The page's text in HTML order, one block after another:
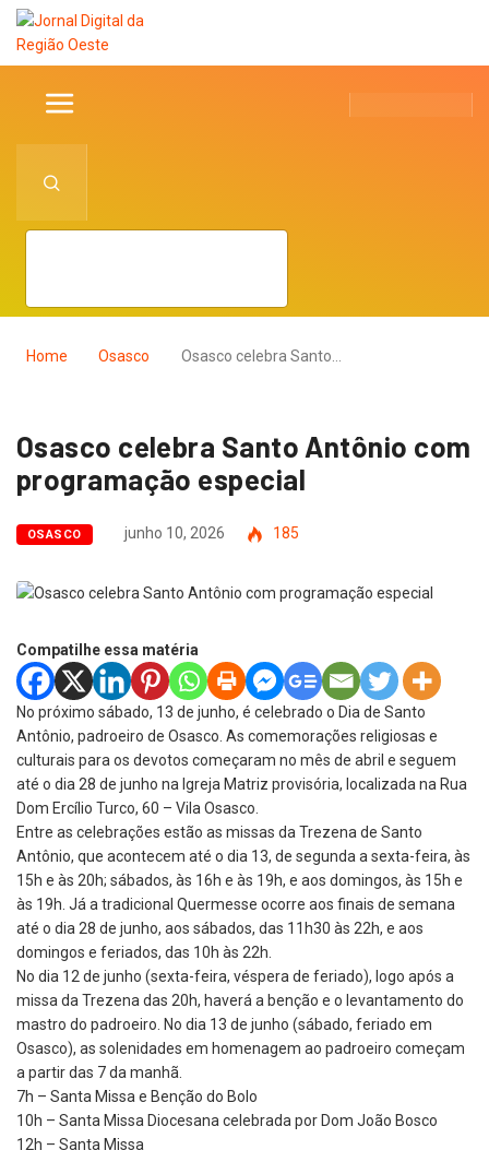
Home Osasco Osasco celebra Santo…
Osasco celebra Santo Antônio com
programação especial
OSASCO junho 10, 2026 185
Compatilhe essa matéria
No próximo sábado, 13 de junho, é celebrado o Dia de Santo
Antônio, padroeiro de Osasco. As comemorações religiosas e
culturais para os devotos começaram no mês de abril e seguem
até o dia 28 de junho na Igreja Matriz provisória, localizada na Rua
Dom Ercílio Turco, 60 – Vila Osasco.
Entre as celebrações estão as missas da Trezena de Santo
Antônio, que acontecem até o dia 13, de segunda a sexta-feira, às
15h e às 20h; sábados, às 16h e às 19h, e aos domingos, às 15h e
às 19h. Já a tradicional Quermesse ocorre aos finais de semana
até o dia 28 de junho, aos sábados, das 11h30 às 22h, e aos
domingos e feriados, das 10h às 22h.
No dia 12 de junho (sexta-feira, véspera de feriado), logo após a
missa da Trezena das 20h, haverá a benção e o levantamento do
mastro do padroeiro. No dia 13 de junho (sábado, feriado em
Osasco), as solenidades em homenagem ao padroeiro começam
a partir das 7 da manhã.
7h – Santa Missa e Benção do Bolo
10h – Santa Missa Diocesana celebrada por Dom João Bosco
12h – Santa Missa